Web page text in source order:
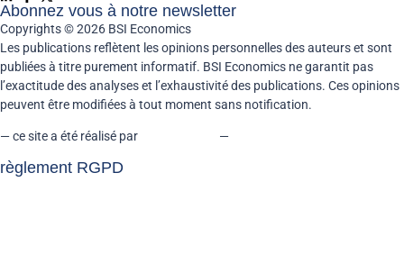
Abonnez vous à notre newsletter
Copyrights © 2026 BSI Economics
Les publications reflètent les opinions personnelles des auteurs et sont
publiées à titre purement informatif. BSI Economics ne garantit pas
l’exactitude des analyses et l’exhaustivité des publications. Ces opinions
peuvent être modifiées à tout moment sans notification.
— ce site a été réalisé par —
règlement RGPD